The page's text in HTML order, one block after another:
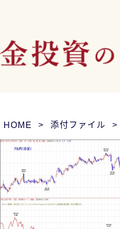
HOME 添付ファイル